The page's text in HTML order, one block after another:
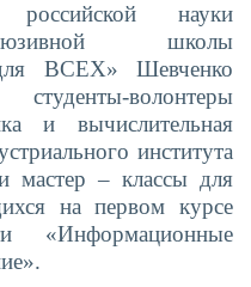
науки
школы
ВСЕХ» Шевченко
волонтеры
и вычислительная
института
мастер – классы для
на первом курсе
«Информационные